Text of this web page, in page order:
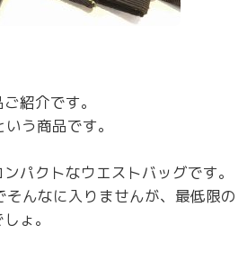
紹介です。
いう商品です。
パクトなウエストバッグです。
んなに入りませんが、最低限の
ょ。